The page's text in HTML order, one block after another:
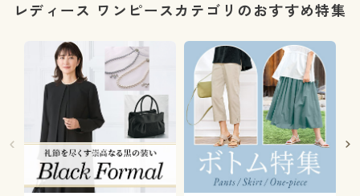
レディース ワンピースカテゴリのおすすめ特集